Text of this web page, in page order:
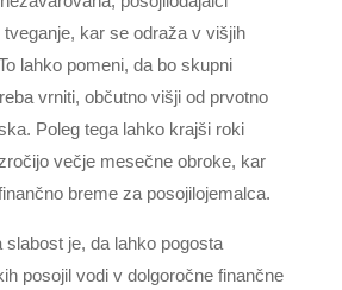
kar se odraža v višjih
lahko pomeni, da bo skupni
vrniti, občutno višji od prvotno
Poleg tega lahko krajši roki
večje mesečne obroke, kar
breme za posojilojemalca.
slabost je, da lahko pogosta
posojil vodi v dolgoročne finančne